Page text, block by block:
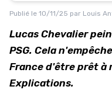
Publié le 10/11/25 par Louis
Lucas Chevalier
PSG. Cela
France d'être prêt à
Explications.